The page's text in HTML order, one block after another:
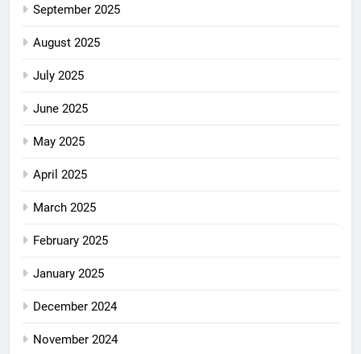
September 2025
August 2025
July 2025
June 2025
May 2025
April 2025
March 2025
February 2025
January 2025
December 2024
November 2024